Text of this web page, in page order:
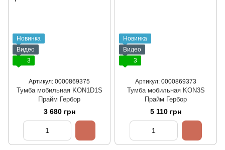
Новинка
Видео
3
Артикул: 0000869375
Тумба мобильная KON1D1S
Прайм Гербор
3 680 грн
Новинка
Видео
3
Артикул: 0000869373
Тумба мобильная KON3S
Прайм Гербор
5 110 грн